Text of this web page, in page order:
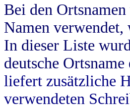
Bei den
Namen
In dieser Liste
deutsche Ortsname
liefert zusätzliche
verwendeten